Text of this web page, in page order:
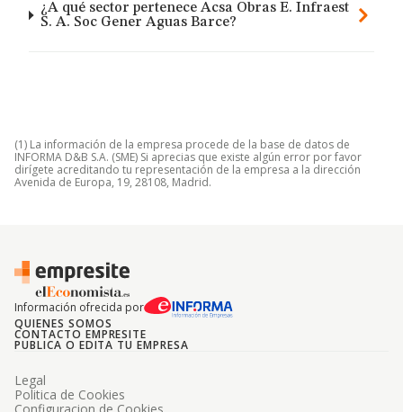
¿A qué sector pertenece Acsa Obras E. Infraest
S. A. Soc Gener Aguas Barce?
(1) La información de la empresa procede de la base de datos de
INFORMA D&B S.A. (SME) Si aprecias que existe algún error por favor
dirígete acreditando tu representación de la empresa a la dirección
Avenida de Europa, 19, 28108, Madrid.
Información ofrecida por
QUIENES SOMOS
CONTACTO EMPRESITE
PUBLICA O EDITA TU EMPRESA
Legal
Politica de Cookies